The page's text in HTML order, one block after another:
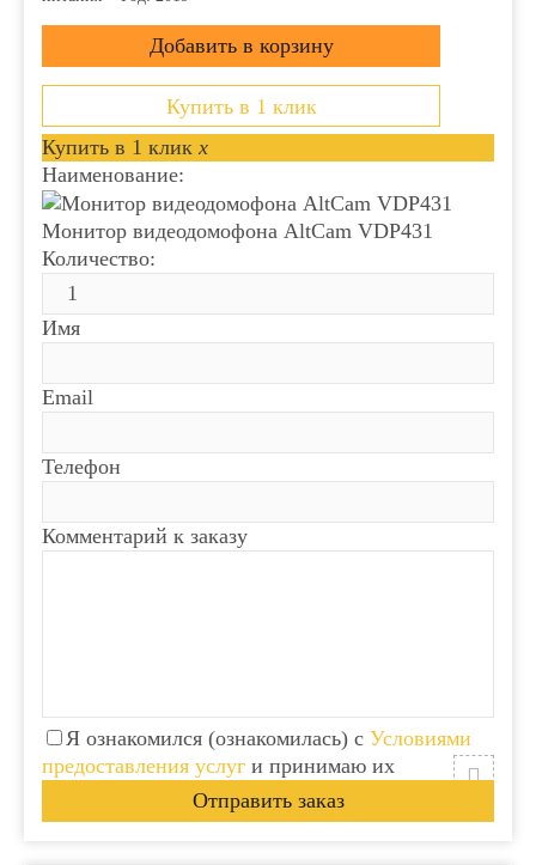
Купить в 1 клик
Купить в 1 клик x
Наименование:
Монитор видеодомофона АltCam VDP431
Количество:
Имя
Email
Телефон
Комментарий к заказу
Я ознакомился (ознакомилась) с Условиями
предоставления услуг и принимаю их